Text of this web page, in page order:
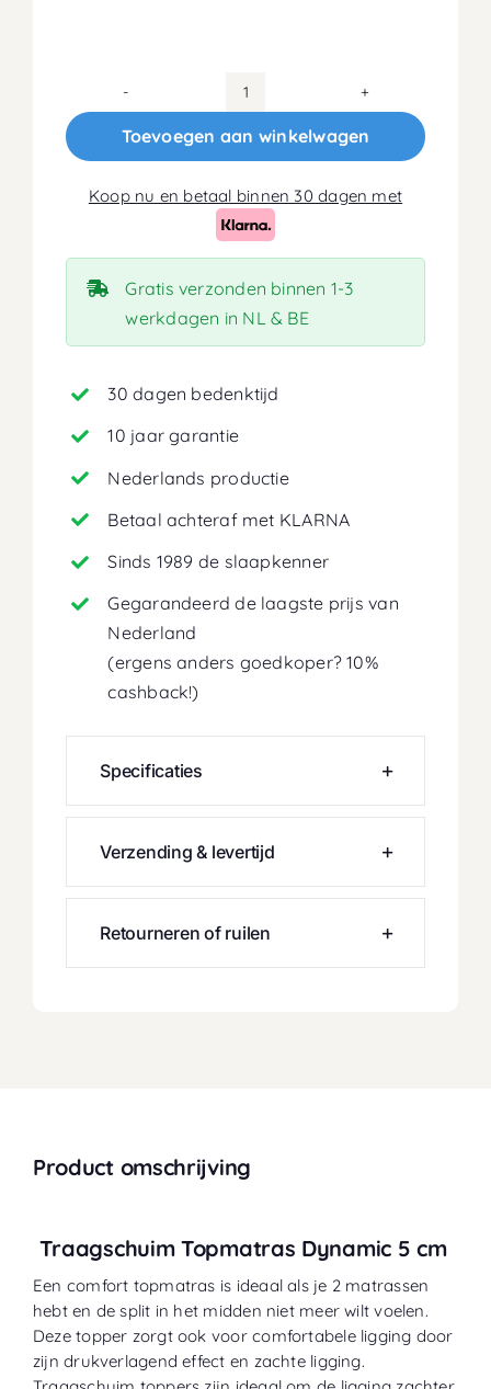
Dynamic
Traagschuim
Toevoegen aan winkelwagen
Koop nu en betaal binnen 30 dagen met
Gratis verzonden binnen 1-3
werkdagen in NL & BE
30 dagen bedenktijd
10 jaar garantie
Nederlands productie
Betaal achteraf met KLARNA
Sinds 1989 de slaapkenner
Gegarandeerd de laagste prijs van
Nederland
(ergens anders goedkoper? 10%
cashback!)
Specificaties
Verzending & levertijd
Retourneren of ruilen
Product omschrijving
Traagschuim Topmatras Dynamic 5 cm
Een comfort topmatras is ideaal als je 2 matrassen
hebt en de split in het midden niet meer wilt voelen.
Deze topper zorgt ook voor comfortabele ligging door
zijn drukverlagend effect en zachte ligging.